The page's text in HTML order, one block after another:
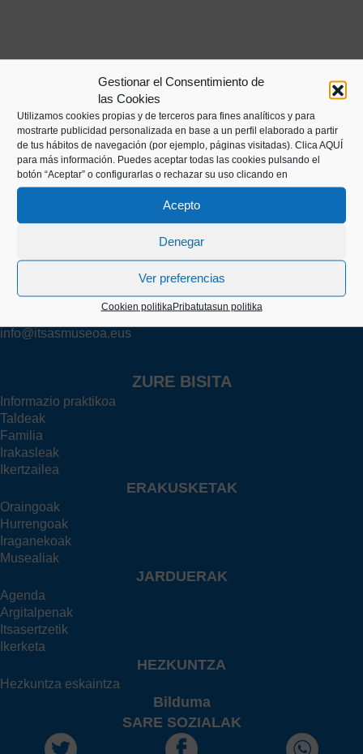
Gestionar el Consentimiento de
las Cookies
Utilizamos cookies propias y de terceros para fines analíticos y para
mostrarte publicidad personalizada en base a un perfil elaborado a partir
de tus hábitos de navegación (por ejemplo, páginas visitadas). Clica AQUÍ
para más información. Puedes aceptar todas las cookies pulsando el
botón “Aceptar” o configurarlas o rechazar su uso clicando en
Acepto
Denegar
Ver preferencias
Cookien politikaPribatutasun politika
Kaiko pasealekua, 24
info@itsasmuseoa.eus
ZURE BISITA
Informazio praktikoa
Taldeak
Familia
Irakasleak
Ikertzailea
ERAKUSKETAK
Oraingoak
Hurrengoak
Iraganekoak
Musealiak
JARDUERAK
Agenda
Argitalpenak
Itsasertzetik
Ikerketa
HEZKUNTZA
Hezkuntza eskaintza
Bilduma
SARE SOZIALAK